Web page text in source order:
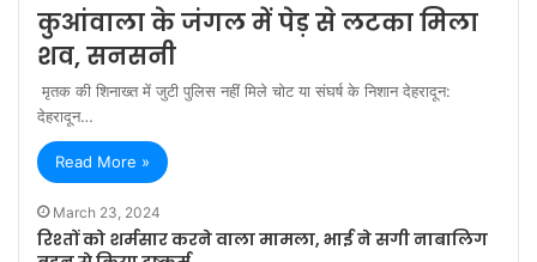
कुआंवाला के जंगल में पेड़ से लटका मिला
शव, सनसनी
मृतक की शिनाख्त में जुटी पुलिस नहीं मिले चोट या संघर्ष के निशान देहरादून:
देहरादून…
Read More »
March 23, 2024
रिश्तों को शर्मसार करने वाला मामला, भाई ने सगी नाबालिग